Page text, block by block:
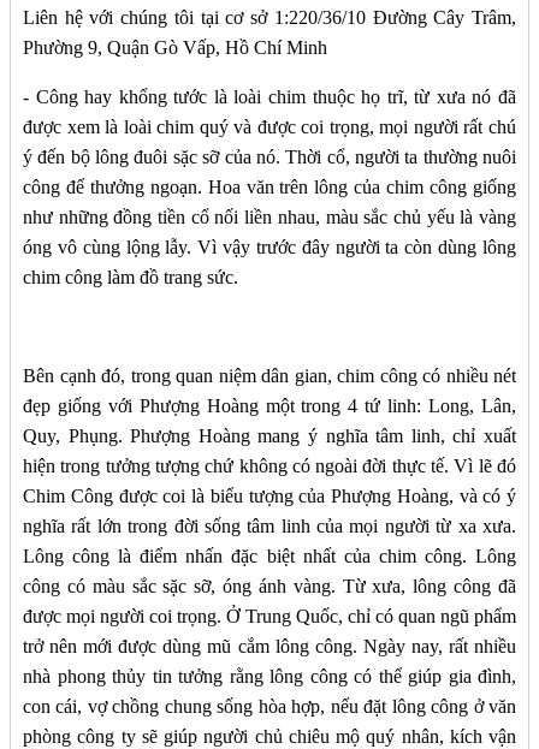
Liên hệ với chúng tôi tại cơ sở 1:220/36/10 Đường Cây Trâm,
Phường 9, Quận Gò Vấp, Hồ Chí Minh
- Công hay khổng tước là loài chim thuộc họ trĩ, từ xưa nó đã
được xem là loài chim quý và được coi trọng, mọi người rất chú
ý đến bộ lông đuôi sặc sỡ của nó. Thời cổ, người ta thường nuôi
công để thưởng ngoạn. Hoa văn trên lông của chim công giống
như những đồng tiền cổ nối liền nhau, màu sắc chủ yếu là vàng
óng vô cùng lộng lẫy. Vì vậy trước đây người ta còn dùng lông
chim công làm đồ trang sức.
Bên cạnh đó, trong quan niệm dân gian, chim công có nhiều nét
đẹp giống với Phượng Hoàng một trong 4 tứ linh: Long, Lân,
Quy, Phụng. Phượng Hoàng mang ý nghĩa tâm linh, chỉ xuất
hiện trong tưởng tượng chứ không có ngoài đời thực tế. Vì lẽ đó
Chim Công được coi là biểu tượng của Phượng Hoàng, và có ý
nghĩa rất lớn trong đời sống tâm linh của mọi người từ xa xưa.
Lông công là điểm nhấn đặc biệt nhất của chim công. Lông
công có màu sắc sặc sỡ, óng ánh vàng. Từ xưa, lông công đã
được mọi người coi trọng. Ở Trung Quốc, chỉ có quan ngũ phẩm
trở nên mới được dùng mũ cắm lông công. Ngày nay, rất nhiều
nhà phong thủy tin tưởng rằng lông công có thể giúp gia đình,
con cái, vợ chồng chung sống hòa hợp, nếu đặt lông công ở văn
phòng công ty sẽ giúp người chủ chiêu mộ quý nhân, kích vận